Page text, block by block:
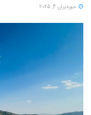
حوزه‌یران 4, 2025